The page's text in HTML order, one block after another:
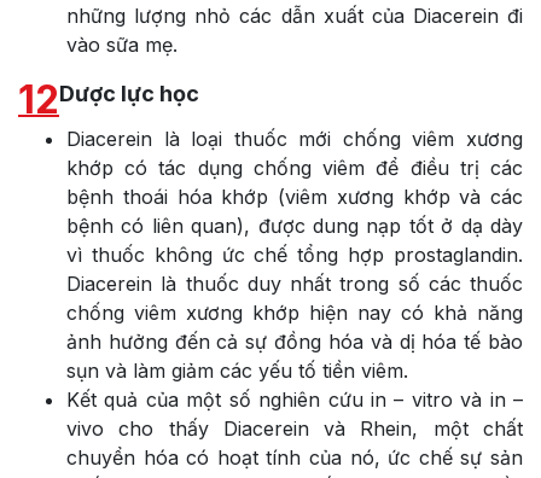
những lượng nhỏ các dẫn xuất của Diacerein đi
vào sữa mẹ.
12Dược lực học
Diacerein là loại thuốc mới chống viêm xương
khớp có tác dụng chống viêm để điều trị các
bệnh thoái hóa khớp (viêm xương khớp và các
bệnh có liên quan), được dung nạp tốt ở dạ dày
vì thuốc không ức chế tổng hợp prostaglandin.
Diacerein là thuốc duy nhất trong số các thuốc
chống viêm xương khớp hiện nay có khả năng
ảnh hưởng đến cả sự đồng hóa và dị hóa tế bào
sụn và làm giảm các yếu tố tiền viêm.
Kết quả của một số nghiên cứu in – vitro và in –
vivo cho thấy Diacerein và Rhein, một chất
chuyển hóa có hoạt tính của nó, ức chế sự sản